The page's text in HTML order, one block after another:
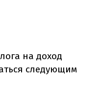
на доход
следующим